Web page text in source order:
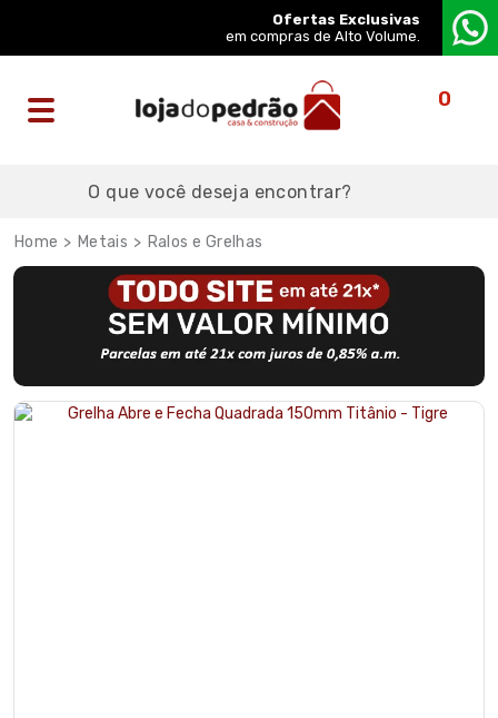
Ofertas Exclusivas
em compras de Alto Volume.
0
Metais Ralos e Grelhas